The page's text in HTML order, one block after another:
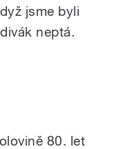
jsme byli
neptá.
80. let